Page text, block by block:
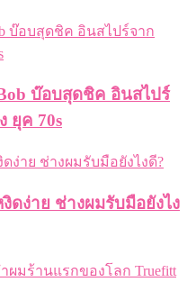
บ๊อบสุดชิค อินสไปร์
ยุค 70s
ดง่าย ช่างผมรับมือยังไง